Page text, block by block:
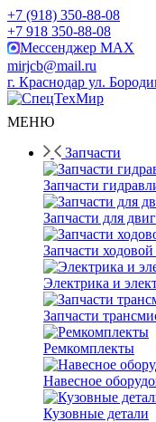
+7 (918) 350-88-08
+7 918 350-88-08
Мессенджер MAX
mirjcb@mail.ru
г. Краснодар ул.
МЕНЮ
Запчасти
Запчасти
Запчасти для
Запчасти ходовой
Электрика и
Запчасти
Ремкомплекты
Навесное
Кузовные детали